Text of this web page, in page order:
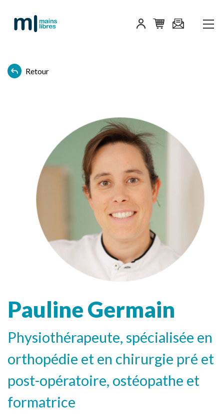
Retour
Pauline Germain
Physiothérapeute, spécialisée en
orthopédie et en chirurgie pré et
post-opératoire, ostéopathe et
formatrice